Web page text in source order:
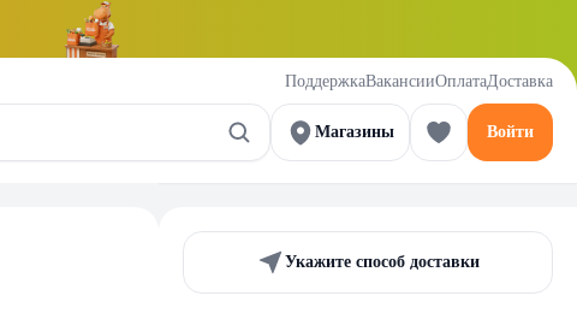
ПоддержкаВакансииОплатаДоставка
Магазины Войти
Укажите способ доставки